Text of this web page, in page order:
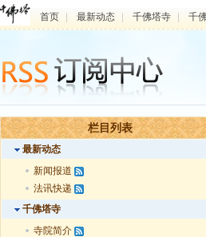
首页 最新动态 千佛塔寺 千
栏目列表
最新动态
新闻报道
法讯快递
千佛塔寺
寺院简介